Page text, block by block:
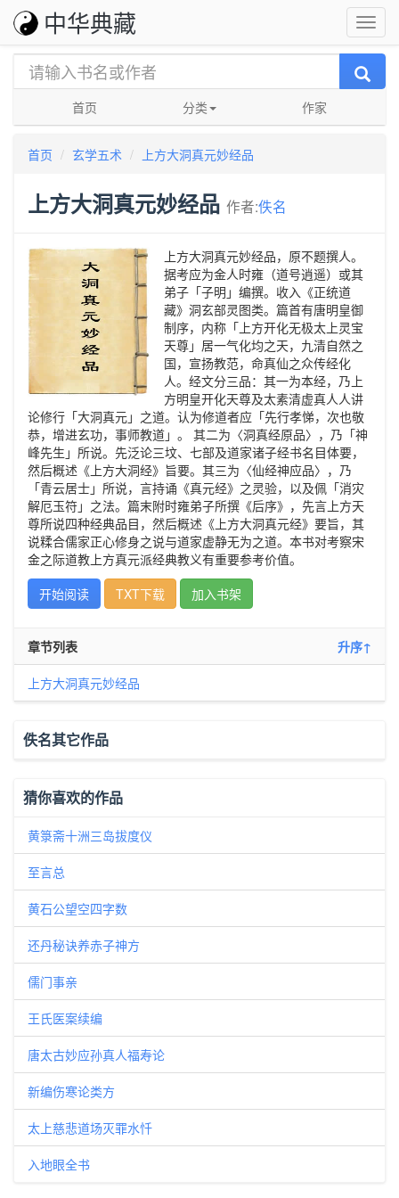
中华典藏
首页 分类 作家
首页 玄学五术 上方大洞真元妙经品
上方大洞真元妙经品 作者:佚名
上方大洞真元妙经品，原不题撰人。
据考应为金人时雍（道号逍遥）或其
弟子「子明」编撰。收入《正统道
藏》洞玄部灵图类。篇首有唐明皇御
制序，内称「上方开化无极太上灵宝
天尊」居一气化均之天，九清自然之
国，宣扬教范，命真仙之众传经化
人。经文分三品：其一为本经，乃上
方明皇开化天尊及太素清虚真人人讲
论修行「大洞真元」之道。认为修道者应「先行孝悌，次也敬
恭，增进玄功，事师教道」。 其二为〈洞真经原品〉，乃「神
峰先生」所说。先泛论三坟、七部及道家诸子经书名目体要，
然后概述《上方大洞经》旨要。其三为〈仙经神应品〉，乃
「青云居士」所说，言持诵《真元经》之灵验，以及佩「消灾
解厄玉符」之法。篇末附时雍弟子所撰《后序》，先言上方天
尊所说四种经典品目，然后概述《上方大洞真元经》要旨，其
说糅合儒家正心修身之说与道家虚静无为之道。本书对考察宋
金之际道教上方真元派经典教义有重要参考价值。
开始阅读
TXT下载 加入书架
章节列表 升序↑
上方大洞真元妙经品
佚名其它作品
猜你喜欢的作品
黄箓斋十洲三岛拔度仪
至言总
黄石公望空四字数
还丹秘诀养赤子神方
儒门事亲
王氏医案续编
唐太古妙应孙真人福寿论
新编伤寒论类方
太上慈悲道场灭罪水忏
入地眼全书